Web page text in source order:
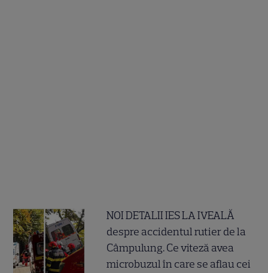
NOI DETALII IES LA IVEALĂ
despre accidentul rutier de la
Câmpulung. Ce viteză avea
microbuzul în care se aflau cei